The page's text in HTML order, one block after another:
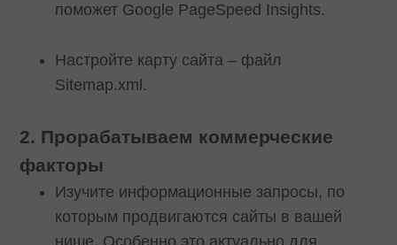
поможет Google PageSpeed Insights.
Настройте карту сайта – файл
Sitemap.xml.
2. Прорабатываем коммерческие
факторы
Изучите информационные запросы, по
которым продвигаются сайты в вашей
нише. Особенно это актуально для